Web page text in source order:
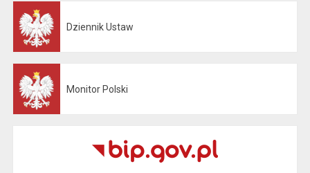
Dziennik Ustaw
Monitor Polski